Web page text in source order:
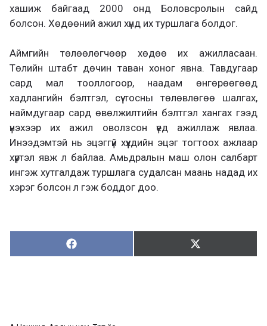
хашиж байгаад 2000 онд Боловсролын сайд
болсон. Хөдөөний ажил хүнд их туршлага болдог.
Аймгийн төлөөлөгчөөр хөдөө их ажилласаан.
Төлийн штабт дөчин таван хоног явна. Тавдугаар
сард мал тооллогоор, наадам өнгөрөөгөөд
хадлангийн бэлтгэл, сүү-тосны төлөвлөгөө шалгах,
наймдугаар сард өвөлжилтийн бэлтгэл хангах гээд
үнэхээр их ажил оволзсон үед ажиллаж явлаа.
Инээдэмтэй нь эцэггүй хүүхдийн эцэг тогтоох ажлаар
хүртэл явж л байлаа. Амьдралын маш олон салбарт
ингэж хутгалдаж туршлага судалсан маань надад их
хэрэг болсон л гэж боддог доо.
Хуваалцах:
Х
у
Түгээх:
Т